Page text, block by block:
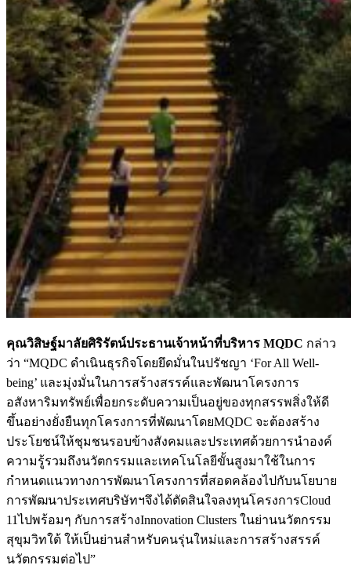
คุณวิสิษฐ์มาลัยศิริรัตน์ประธานเจ้าหน้าที่บริหาร MQDC กล่าว
ว่า “MQDC ดำเนินธุรกิจโดยยึดมั่นในปรัชญา ‘For All Well-
being’ และมุ่งมั่นในการสร้างสรรค์และพัฒนาโครงการ
อสังหาริมทรัพย์เพื่อยกระดับความเป็นอยู่ของทุกสรรพสิ่งให้ดี
ขึ้นอย่างยั่งยืนทุกโครงการที่พัฒนาโดยMQDC จะต้องสร้าง
ประโยชน์ให้ชุมชนรอบข้างสังคมและประเทศด้วยการนำองค์
ความรู้รวมถึงนวัตกรรมและเทคโนโลยีขั้นสูงมาใช้ในการ
กำหนดแนวทางการพัฒนาโครงการที่สอดคล้องไปกับนโยบาย
การพัฒนาประเทศบริษัทฯจึงได้ตัดสินใจลงทุนโครงการCloud
11ไปพร้อมๆ กับการสร้างInnovation Clusters ในย่านนวัตกรรม
สุขุมวิทใต้ ให้เป็นย่านสำหรับคนรุ่นใหม่และการสร้างสรรค์
นวัตกรรมต่อไป”